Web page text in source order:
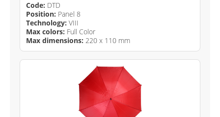
Code: DTD
Position: Panel 8
Technology: VIII
Max colors: Full Color
Max dimensions: 220 x 110 mm